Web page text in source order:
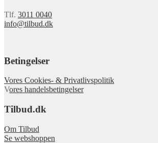
Tlf. 3011 0040
info@tilbud.dk
Betingelser
Vores Cookies- & Privatlivspolitik
Vores handelsbetingelser
Tilbud.dk
Om Tilbud
Se webshoppen